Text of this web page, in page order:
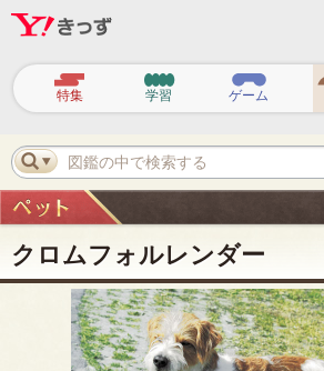
ビ
ゲ
ー
シ
ョ
ン
特集 学習 ゲーム
図鑑の中で検索する
クロムフォルレンダー